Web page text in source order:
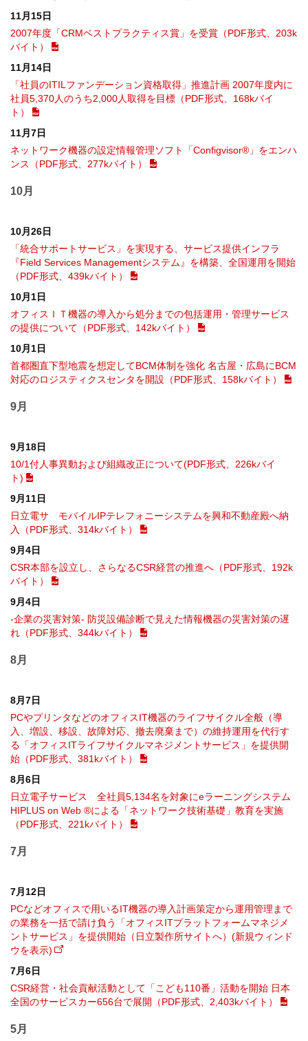
11月15日
2007年度「CRMベストプラクティス賞」を受賞（PDF形式、203k
バイト）
11月14日
「社員のITILファンデーション資格取得」推進計画 2007年度内に
社員5,370人のうち2,000人取得を目標（PDF形式、168kバイ
ト）
11月7日
ネットワーク機器の設定情報管理ソフト「Configvisor®」をエンハ
ンス（PDF形式、277kバイト）
10月
10月26日
「統合サポートサービス」を実現する、サービス提供インフラ
『Field Services Managementシステム』を構築、全国運用を開始
（PDF形式、439kバイト）
10月1日
オフィスＩＴ機器の導入から処分までの包括運用・管理サービス
の提供について（PDF形式、142kバイト）
10月1日
首都圏直下型地震を想定してBCM体制を強化 名古屋・広島にBCM
対応のロジスティクスセンタを開設（PDF形式、158kバイト）
9月
9月18日
10/1付人事異動および組織改正について(PDF形式、226kバイ
ト)
9月11日
日立電サ モバイルIPテレフォニーシステムを興和不動産殿へ納
入（PDF形式、314kバイト）
9月4日
CSR本部を設立し、さらなるCSR経営の推進へ（PDF形式、192k
バイト）
9月4日
‐企業の災害対策‐ 防災設備診断で見えた情報機器の災害対策の遅
れ（PDF形式、344kバイト）
8月
8月7日
PCやプリンタなどのオフィスIT機器のライフサイクル全般（導
入、増設、移設、故障対応、撤去廃棄まで）の維持運用を代行す
る「オフィスITライフサイクルマネジメントサービス」を提供開
始（PDF形式、381kバイト）
8月6日
日立電子サービス 全社員5,134名を対象にeラーニングシステム
HIPLUS on Web ®による「ネットワーク技術基礎」教育を実施
（PDF形式、221kバイト）
7月
7月12日
PCなどオフィスで用いるIT機器の導入計画策定から運用管理まで
の業務を一括で請け負う「オフィスITプラットフォームマネジメ
ントサービス」を提供開始（日立製作所サイトへ）(新規ウィンド
ウを表示)
7月6日
CSR経営・社会貢献活動として「こども110番」活動を開始 日本
全国のサービスカー656台で展開（PDF形式、2,403kバイト）
5月